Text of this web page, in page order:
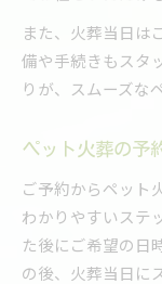
また、火葬当日は
備や手続きもスタ
りが、スムーズな
ペット火葬の予
ご予約からペット
わかりやすいステ
た後にご希望の日
の後、火葬当日に